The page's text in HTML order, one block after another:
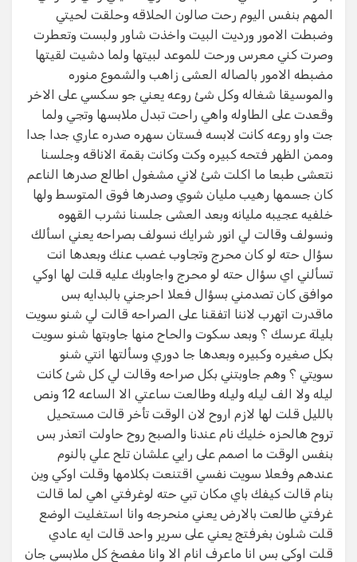
المهم بنفس اليوم رحت صالون الحلاقه وحلقت لحيتي
وضبطت الامور ورديت البيت واخذت شاور ولبست وتعطرت
وصرت كني معرس ورحت للموعد لبيتها ولما دشيت لقيتها
مضبطه الامور بالصاله العشى زاهب والشموع منوره
والموسيقا شغاله وكل شئ روعه يعني جو سكسي على الاخر
وقعدت على الطاوله واهي راحت تبدل ملابسها وتجي ولما
جت واو روعه كانت لابسه فستان سهره صدره عاري جدا جدا
وممن الظهر فتحه كبيره وكت وكانت بقمة الاناقه وجلسنا
نتعشى طبعا ما اكلت شئ لاني مشغول اطالع صدرها الناعم
كان جسمها رهيب مليان شوي وصدرها فوق المتوسط ولها
خلفيه عجيبه مليانه وبعد العشى جلسنا نشرب القهوه
ونسولف وقالت لي انور شرايك نسولف بصراحه يعني اسألك
سؤال حته لو كان محرج وتجاوب غصب عنك وبعدها انت
تسألني اي سؤال حته لو محرج واجاوبك عليه قلت لها اوكي
موافق كان تصدمني بسؤال فعلا احرجني بالبدايه بس
ماقدرت اتهرب لاننا اتفقنا على الصراحه قالت لي شنو سويت
بليلة عرسك ؟ وبعد سكوت والحاح منها جاوبتها شنو سويت
بكل صغيره وكبيره وبعدها جا دوري وسألتها انتي شنو
سويتي ؟ وهم جاوبتني بكل صراحه وقالت لي كل شئ كانت
ليله ولا الف ليله وليله وطالعت ساعتي الا الساعه 12 ونص
بالليل قلت لها لازم اروح لان الوقت تأخر قالت مستحيل
تروح هالحزه خليك نام عندنا والصبح روح حاولت اتعذر بس
بنفس الوقت ما اصمم على رايي علشان تلح علي بالنوم
عندهم وفعلا سويت نفسي اقتنعت بكلامها وقلت اوكي وين
بنام قالت كيفك باي مكان تبي حته لوغرفتي اهي لما قالت
غرفتي طالعت بالارض يعني منحرجه وانا استغليت الوضع
قلت شلون بغرفتج يعني على سرير واحد قالت ايه عادي
قلت اوكي بس انا ماعرف انام الا وانا مفصخ كل ملابسي جان